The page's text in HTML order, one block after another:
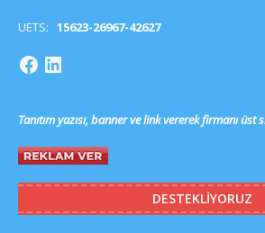
UETS: 15623-26967-42627
Tanıtım yazısı, banner ve link vererek firmanı üst
DESTEKLIYORUZ